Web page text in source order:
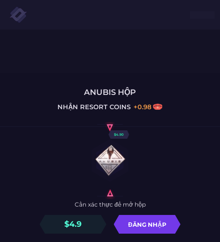
ANUBIS HỘP
NHẬN RESORT COINS +0.98
$4.90
$4.9 ĐĂNG NHẬP
Cần xác thực để mở hộp